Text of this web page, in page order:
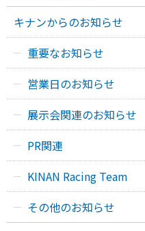
キナンからのお知らせ
重要なお知らせ
営業日のお知らせ
展示会関連のお知らせ
PR関連
KINAN Racing Team
その他のお知らせ